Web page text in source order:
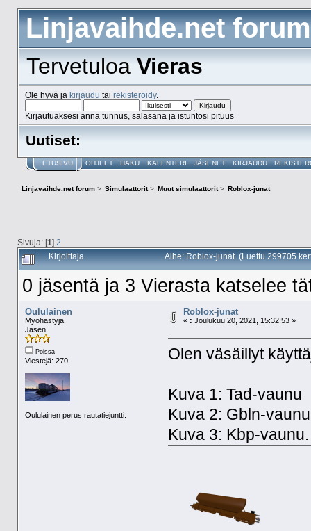
Linjavaihde.net forum
TervetuloaVieras
Ole hyvä ja kirjaudu tai rekisteröidy.
Kirjautuaksesi anna tunnus, salasana ja istuntosi pituus
Uutiset:
ETUSIVU OHJEET HAKU KALENTERI JÄSENET KIRJAUDU
Linjavaihde.net forum> Simulaattorit> Muut simulaattorit> Roblox-junat
Sivuja: [1] 2
Kirjoittaja Aihe: Roblox-junat (Luettu 299705
0 jäsentä ja 3 Vierasta katselee
Oululainen
Myöhästyjä.
Jäsen
Poissa
Viestejä: 270
Oululainen perus rautatiejuntti.
Roblox-junat
« : Joulukuu 20, 2021, 15:32:53 »
Olen väsäillyt
Kuva 1: Tad-vaunu
Kuva 2: Gbln-vaunu
Kuva 3: Kbp-vaunu.